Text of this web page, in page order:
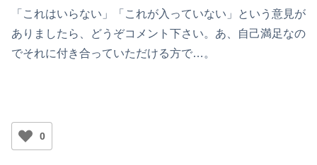
「これはいらない」「これが入っていない」という意見が
ありましたら、どうぞコメント下さい。あ、自己満足なの
でそれに付き合っていただける方で…。
0